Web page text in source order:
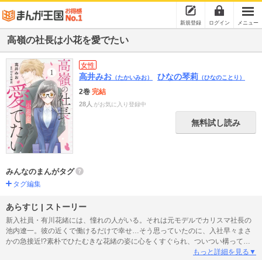
新規登録 ログイン メニュー
高嶺の社長は小花を愛でたい
女性
高井みお （たかいみお） ひなの琴莉 （ひなのことり）
2巻 完結
28人 がお気に入り登録中
無料試し読み
みんなのまんがタグ
タグ編集
あらすじ | ストーリー
新入社員・有川花緒には、憧れの人がいる。それは元モデルでカリスマ社長の
池内遼一。彼の近くで働けるだけで幸せ…そう思っていたのに、入社早々まさ
かの急接近!?素朴でひたむきな花緒の姿に心をくすぐられ、ついつい構ってし
まう遼一。一方、花緒にはどうしても遼一に伝えたいことがあって――。「リ
もっと詳細を見る▼